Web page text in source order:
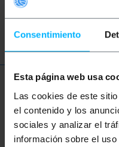
Consentimiento
Esta página web usa
Las cookies de este
el contenido y los
sociales y analizar el
información sobre el
tension
Plus
Description